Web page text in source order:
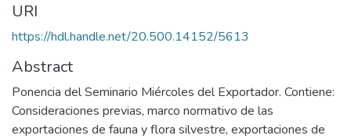
URI
https://hdl.handle.net/20.500.14152/5613
Abstract
Ponencia del Seminario Miércoles del Exportador. Contiene:
Consideraciones previas, marco normativo de las
exportaciones de fauna y flora silvestre, exportaciones de